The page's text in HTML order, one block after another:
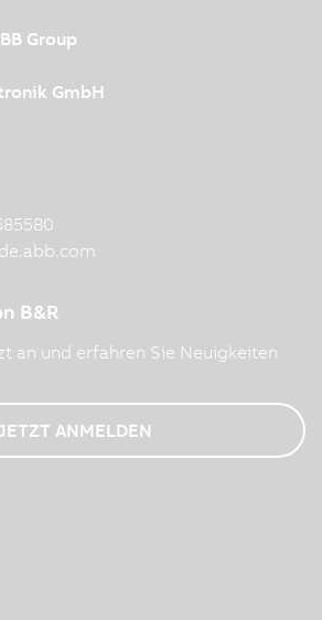
Group
GmbH
de.abb.com
B&R
an und erfahren Sie Neuigkeiten
JETZT ANMELDEN